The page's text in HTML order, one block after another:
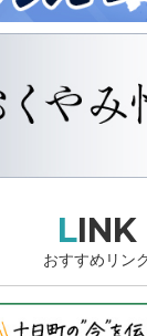
LINK
おすすめリン